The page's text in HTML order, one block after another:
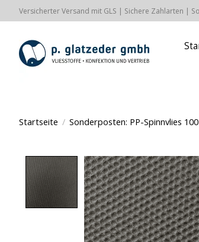
Versicherter Versand mit GLS | Sichere Zahlarten |
Startseite / Sonderposten: PP-Spinnvlies
Product image